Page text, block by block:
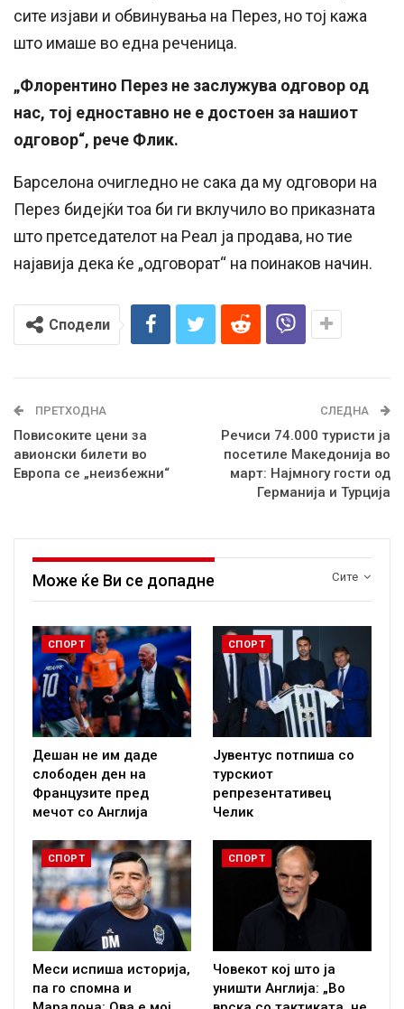
сите изјави и обвинувања на Перез, но тој кажа
што имаше во една реченица.
„Флорентино Перез не заслужува одговор од
нас, тој едноставно не е достоен за нашиот
одговор“, рече Флик.
Барселона очигледно не сака да му одговори на
Перез бидејќи тоа би ги вклучило во приказната
што претседателот на Реал ја продава, но тие
најавија дека ќе „одговорат“ на поинаков начин.
Сподели
ПРЕТХОДНА
Повисоките цени за
авионски билети во
Европа се „неизбежни“
СЛЕДНА
Речиси 74.000 туристи ја
посетиле Македонија во
март: Најмногу гости од
Германија и Турција
Сите
Може ќе Ви се допадне
СПОРТ
Дешан не им даде
слободен ден на
Французите пред
мечот со Англија
СПОРТ
Јувентус потпиша со
турскиот
репрезентативец
Челик
СПОРТ
Меси испиша историја,
па го спомна и
СПОРТ
Човекот кој што ја
уништи Англија: „Во